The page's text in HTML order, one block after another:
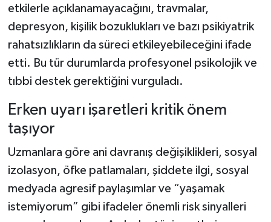
etkilerle açıklanamayacağını, travmalar,
depresyon, kişilik bozuklukları ve bazı psikiyatrik
rahatsızlıkların da süreci etkileyebileceğini ifade
etti. Bu tür durumlarda profesyonel psikolojik ve
tıbbi destek gerektiğini vurguladı.
Erken uyarı işaretleri kritik önem
taşıyor
Uzmanlara göre ani davranış değişiklikleri, sosyal
izolasyon, öfke patlamaları, şiddete ilgi, sosyal
medyada agresif paylaşımlar ve “yaşamak
istemiyorum” gibi ifadeler önemli risk sinyalleri